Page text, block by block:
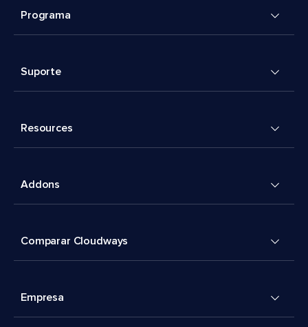
Programa
Suporte
Resources
Addons
Comparar Cloudways
Empresa